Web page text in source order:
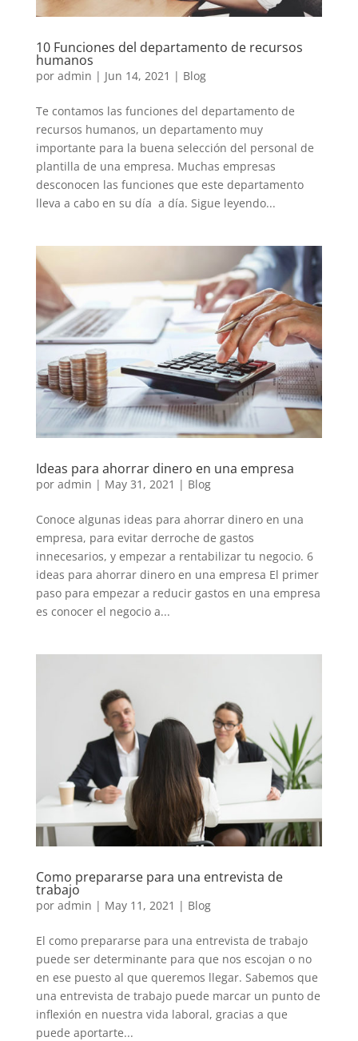
10 Funciones del departamento de recursos
humanos
por admin | Jun 14, 2021 | Blog
Te contamos las funciones del departamento de
recursos humanos, un departamento muy
importante para la buena selección del personal de
plantilla de una empresa. Muchas empresas
desconocen las funciones que este departamento
lleva a cabo en su día a día. Sigue leyendo...
Ideas para ahorrar dinero en una empresa
por admin | May 31, 2021 | Blog
Conoce algunas ideas para ahorrar dinero en una
empresa, para evitar derroche de gastos
innecesarios, y empezar a rentabilizar tu negocio. 6
ideas para ahorrar dinero en una empresa El primer
paso para empezar a reducir gastos en una empresa
es conocer el negocio a...
Como prepararse para una entrevista de
trabajo
por admin | May 11, 2021 | Blog
El como prepararse para una entrevista de trabajo
puede ser determinante para que nos escojan o no
en ese puesto al que queremos llegar. Sabemos que
una entrevista de trabajo puede marcar un punto de
inflexión en nuestra vida laboral, gracias a que
puede aportarte...